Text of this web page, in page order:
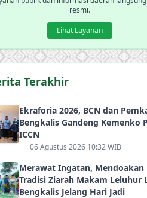
resmi.
Lihat Layanan
Terakhir
Ekraforia 2026, BCN dan
Bengkalis Gandeng Kemenko
ICCN
06 Agustus 2026 10:32 WIB
Merawat Ingatan, Mendoakan
Tradisi Ziarah Makam Leluhur
Bengkalis Jelang Hari Jadi